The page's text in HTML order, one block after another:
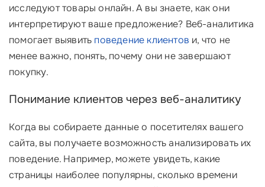
исследуют товары онлайн. А вы знаете, как они
интерпретируют ваше предложение? Веб-аналитика
помогает выявить поведение клиентов и, что не
менее важно, понять, почему они не завершают
покупку.
Понимание клиентов через веб-аналитику
Когда вы собираете данные о посетителях вашего
сайта, вы получаете возможность анализировать их
поведение. Например, можете увидеть, какие
страницы наиболее популярны, сколько времени